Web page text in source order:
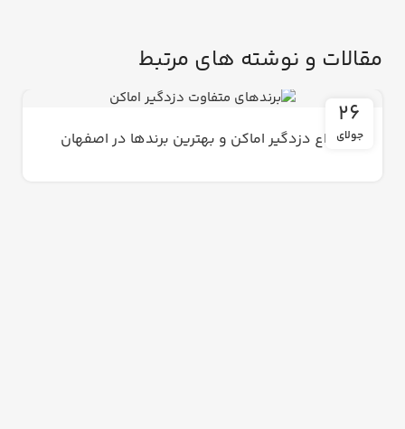
مقالات و نوشته های مرتبط
26
جولایانواع دزدگیر اماکن و بهترین برندها در اصفهان